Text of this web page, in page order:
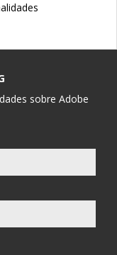
sobre Adobe